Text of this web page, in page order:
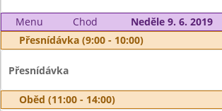
Menu Chod
Neděle 9. 6. 2019
Přesnídávka (9:00 - 10:00)
Přesnídávka
Oběd (11:00 - 14:00)